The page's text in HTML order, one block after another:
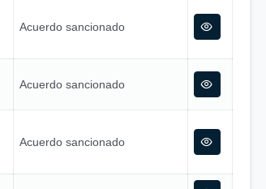
Acuerdo sancionado
Acuerdo sancionado
Acuerdo sancionado